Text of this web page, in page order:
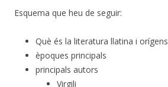
Esquema que heu de seguir:
Què és la literatura llatina i orígens
èpoques principals
principals autors
Virgili